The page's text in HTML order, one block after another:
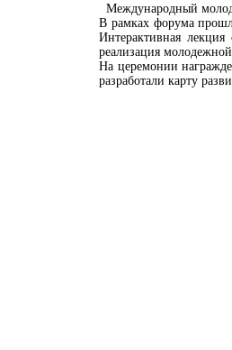
Международный
В рамках форума
Интерактивная
реализация
На церемонии
разработали карту